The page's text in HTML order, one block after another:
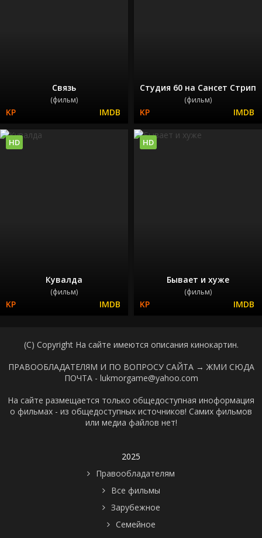
Связь
(фильм)
Студия 60 на Сансет Стрип
(фильм)
Кувалда
(фильм)
HD
Бывает и хуже
(фильм)
HD
(C) Copyright На сайте имеются описания кинокартин.
ПРАВООБЛАДАТЕЛЯМ И ПО ВОПРОСУ САЙТА → ЖМИ СЮДА
ПОЧТА - lukmorgame@yahoo.com
На сайте размещается только общедоступная иноформация
о фильмах - из общедоступных источников! Самих фильмов
или медиа файлов нет!
2025
Правообладателям
Все фильмы
Зарубежное
Семейное